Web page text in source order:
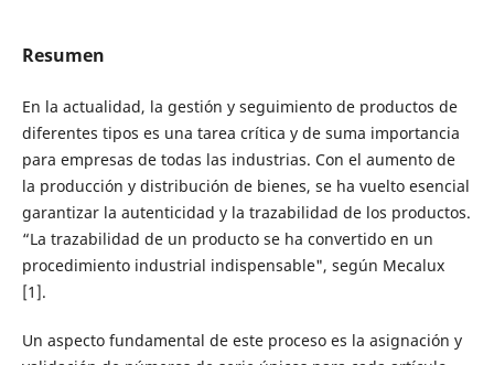
Resumen
En la actualidad, la gestión y seguimiento de productos de
diferentes tipos es una tarea crítica y de suma importancia
para empresas de todas las industrias. Con el aumento de
la producción y distribución de bienes, se ha vuelto esencial
garantizar la autenticidad y la trazabilidad de los productos.
“La trazabilidad de un producto se ha convertido en un
procedimiento industrial indispensable", según Mecalux
[1].
Un aspecto fundamental de este proceso es la asignación y